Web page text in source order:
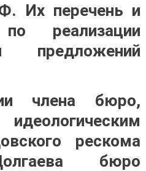
Их перечень и
реализации
предложений
члена бюро,
рескома
бюро